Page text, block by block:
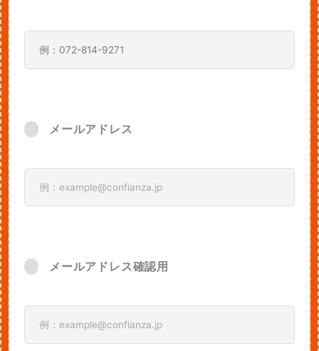
メールアドレス
メールアドレス確認用